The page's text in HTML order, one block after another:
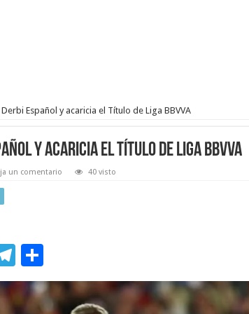
Español y acaricia el Título de Liga BBVVA
y acaricia el Título de Liga BBVVA
un comentario 40 visto
T
el
e
C
o
m